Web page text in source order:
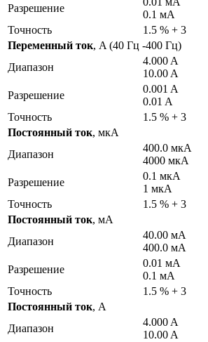
Разрешение
0.1 мА
Точность
1.5 % + 3
Переменный ток, A (40 Гц -400 Гц)
Диапазон
4.000 A
10.00 A
Разрешение
0.001 A
0.01 A
Точность
1.5 % + 3
Постоянный ток, мкА
Диапазон
400.0 мкА
4000 мкА
Разрешение
0.1 мкА
1 мкА
Точность
1.5 % + 3
Постоянный ток, мА
Диапазон
40.00 мА
400.0 мА
Разрешение
0.01 мА
0.1 мА
Точность
1.5 % + 3
Постоянный ток, A
Диапазон
4.000 A
10.00 A